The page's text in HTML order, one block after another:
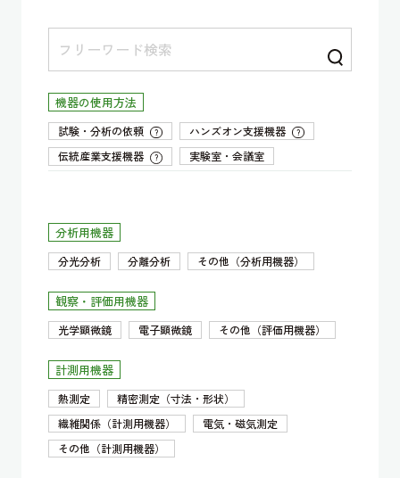
機器の使用方法
試験・分析の依頼 ? ハンズオン支援機器 ?
伝統産業支援機器 ? 実験室・会議室
分析用機器
分光分析 分離分析 その他（分析用機器）
観察・評価用機器
光学顕微鏡 電子顕微鏡 その他（評価用機器）
計測用機器
熱測定
精密測定（寸法・形状）
繊維関係（計測用機器）
電気・磁気測定
その他（計測用機器）